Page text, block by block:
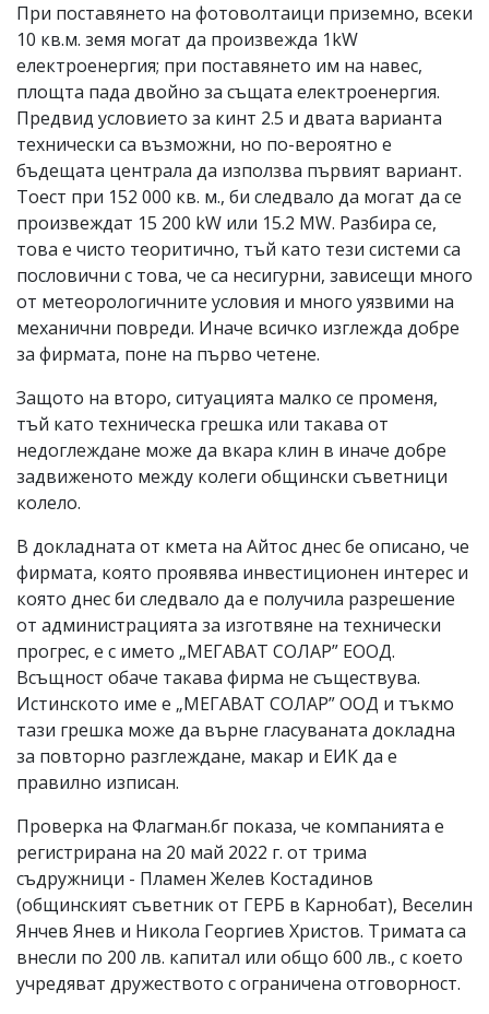
При поставянето на фотоволтаици приземно, всеки
10 кв.м. земя могат да произвежда 1kW
електроенергия; при поставянето им на навес,
площта пада двойно за същата електроенергия.
Предвид условието за кинт 2.5 и двата варианта
технически са възможни, но по-вероятно е
бъдещата централа да използва първият вариант.
Тоест при 152 000 кв. м., би следвало да могат да се
произвеждат 15 200 kW или 15.2 MW. Разбира се,
това е чисто теоритично, тъй като тези системи са
пословични с това, че са несигурни, зависещи много
от метеорологичните условия и много уязвими на
механични повреди. Иначе всичко изглежда добре
за фирмата, поне на първо четене.
Защото на второ, ситуацията малко се променя,
тъй като техническа грешка или такава от
недоглеждане може да вкара клин в иначе добре
задвиженото между колеги общински съветници
колело.
В докладната от кмета на Айтос днес бе описано, че
фирмата, която проявява инвестиционен интерес и
която днес би следвало да е получила разрешение
от администрацията за изготвяне на технически
прогрес, е с името „МЕГАВАТ СОЛАР” ЕООД.
Всъщност обаче такава фирма не съществува.
Истинското име е „МЕГАВАТ СОЛАР” ООД и тъкмо
тази грешка може да върне гласуваната докладна
за повторно разглеждане, макар и ЕИК да е
правилно изписан.
Проверка на Флагман.бг показа, че компанията е
регистрирана на 20 май 2022 г. от трима
съдружници - Пламен Желев Костадинов
(общинският съветник от ГЕРБ в Карнобат), Веселин
Янчев Янев и Никола Георгиев Христов. Тримата са
внесли по 200 лв. капитал или общо 600 лв., с което
учредяват дружеството с ограничена отговорност.